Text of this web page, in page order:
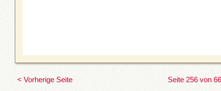
< Vorherige Seite Seite 256 von